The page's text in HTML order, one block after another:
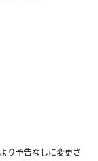
り予告なしに変更さ